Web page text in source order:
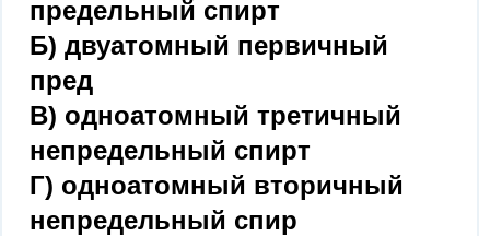
предельный спирт
Б) двуатомный первичный
пред
В) одноатомный третичный
непредельный спирт
Г) одноатомный вторичный
непредельный спир